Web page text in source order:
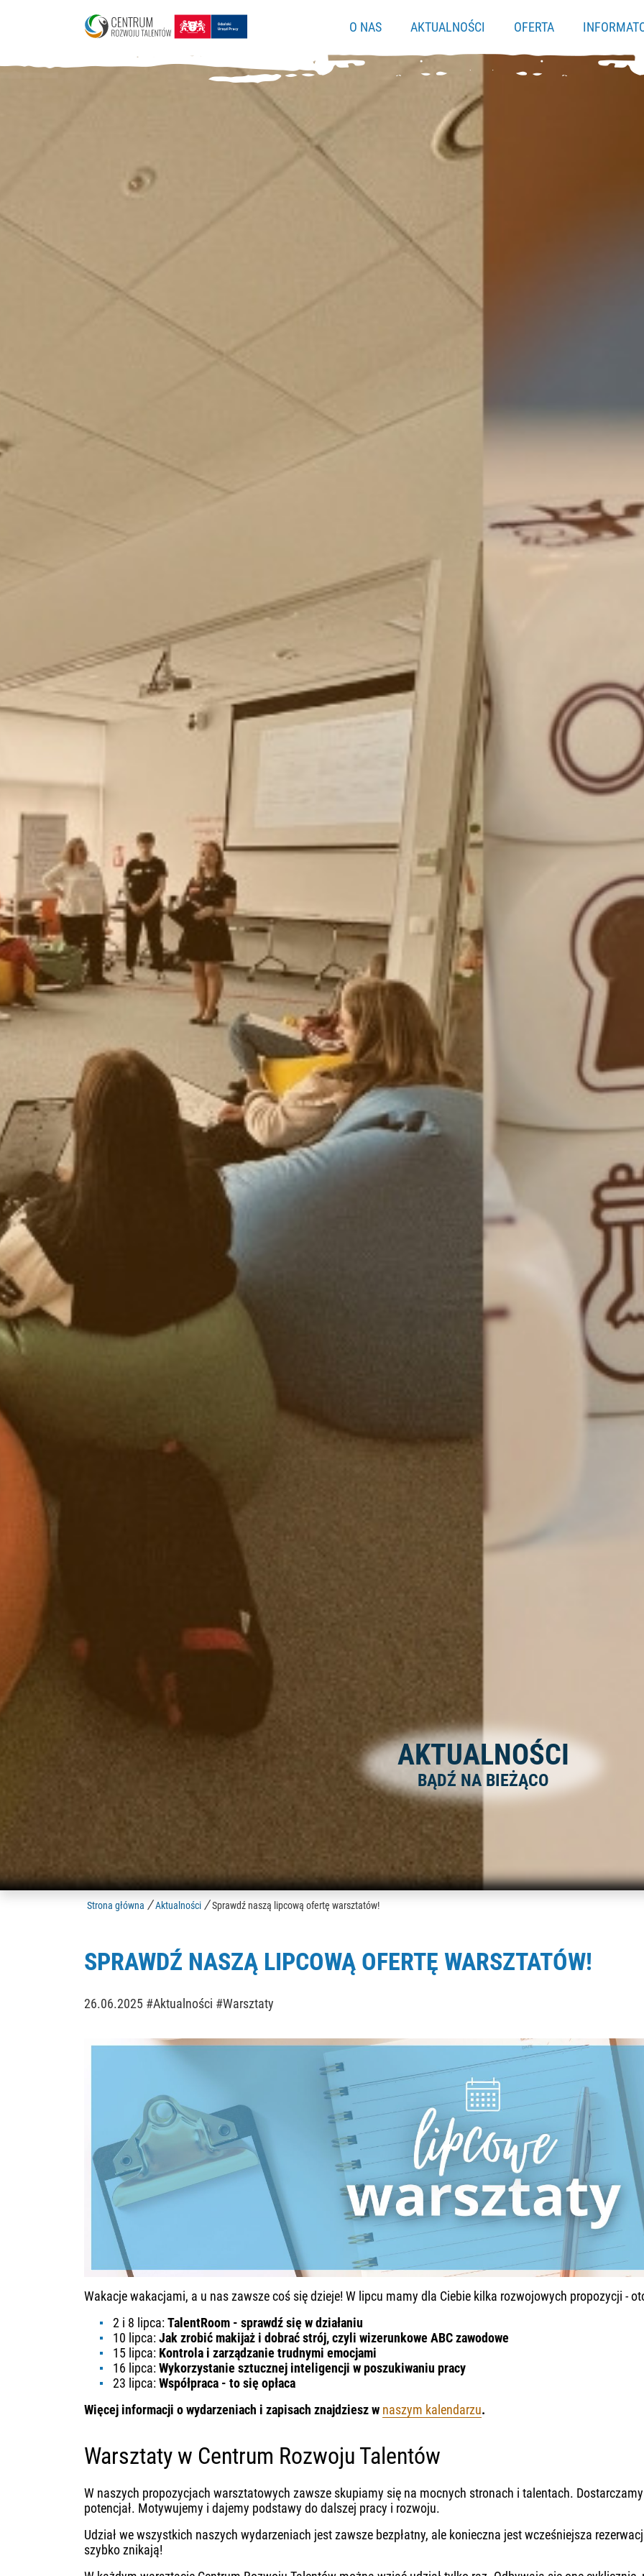
O NAS AKTUALNOŚCI OFERTA
AKTUALNOŚCI
BĄDŹ NA BIEŻĄCO
Strona główna / Aktualności / Sprawdź naszą lipcową ofertę warsztatów!
SPRAWDŹ NASZĄ LIPCOWĄ OFERTĘ WARSZTATÓW!
26.06.2025 #Aktualności #Warsztaty
Wakacje wakacjami, a u nas zawsze coś się dzieje! W lipcu mamy dla Ciebie kilka rozwojowych propozycji -
2 i 8 lipca:TalentRoom - sprawdź się w działaniu
10 lipca:Jak zrobić makijaż i dobrać strój, czyli wizerunkowe ABC zawodowe
15 lipca: Kontrola i zarządzanie trudnymi emocjami
16 lipca:Wykorzystanie sztucznej inteligencji w poszukiwaniu pracy
23 lipca:Współpraca - to się opłaca
Więcej informacji o wydarzeniach i zapisach znajdziesz w naszym kalendarzu.
Warsztaty w Centrum Rozwoju Talentów
W naszych propozycjach warsztatowych zawsze skupiamy się na mocnych stronach i talentach.
potencjał. Motywujemy i dajemy podstawy do dalszej pracy i rozwoju.
Udział we wszystkich naszych wydarzeniach jest zawsze bezpłatny, ale konieczna jest wcześniejsza
szybko znikają!